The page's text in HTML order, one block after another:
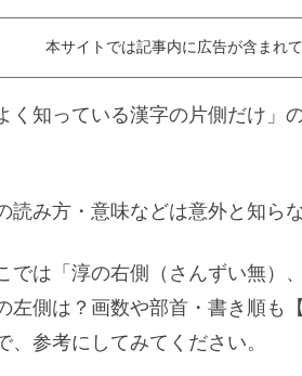
本サイトでは記事内に広告が含まれて
く知っている漢字の片側だけ」
読み方・意味などは意外と知ら
では「淳の右側（さんずい無）
左側は？画数や部首・書き順も
、参考にしてみてください。